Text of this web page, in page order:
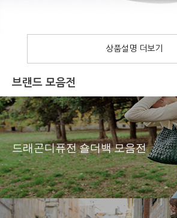
브랜드 모음전
드래곤디퓨전 숄더백 모음전